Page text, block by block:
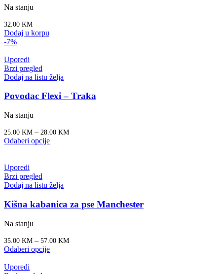
Na stanju
32.00 KM
Dodaj u korpu
-7%
Uporedi
Brzi pregled
Dodaj na listu želja
Povodac Flexi – Traka
Na stanju
25.00 KM – 28.00 KM
Odaberi opcije
Uporedi
Brzi pregled
Dodaj na listu želja
Kišna kabanica za pse Manchester
Na stanju
35.00 KM – 57.00 KM
Odaberi opcije
Uporedi